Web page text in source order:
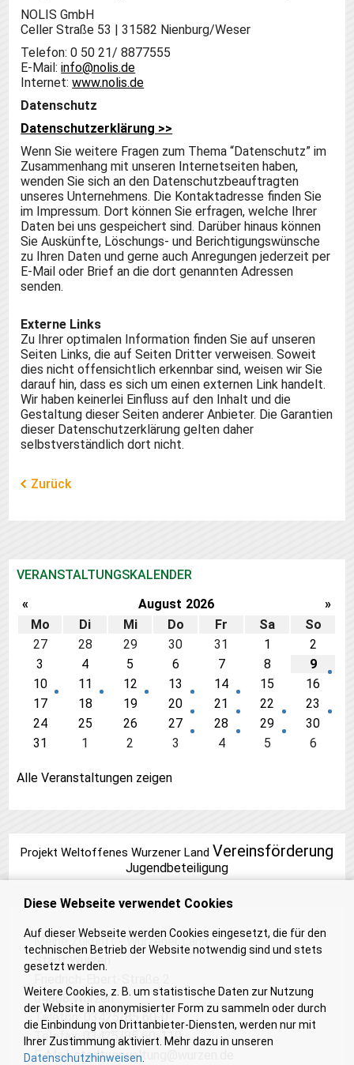
NOLIS GmbH
Celler Straße 53 | 31582 Nienburg/Weser
Telefon: 0 50 21/ 8877555
E-Mail:info@nolis.de
Internet:www.nolis.de
Datenschutz
Datenschutzerklärung >>
Wenn Sie weitere Fragen zum Thema “Datenschutz” im
Zusammenhang mit unseren Internetseiten haben,
wenden Sie sich an den Datenschutzbeauftragten
unseres Unternehmens. Die Kontaktadresse finden Sie
im Impressum. Dort können Sie erfragen, welche Ihrer
Daten bei uns gespeichert sind. Darüber hinaus können
Sie Auskünfte, Löschungs- und Berichtigungswünsche
zu Ihren Daten und gerne auch Anregungen jederzeit per
E-Mail oder Brief an die dort genannten Adressen
senden.
Externe Links
Zu Ihrer optimalen Information finden Sie auf unseren
Seiten Links, die auf Seiten Dritter verweisen. Soweit
dies nicht offensichtlich erkennbar sind, weisen wir Sie
darauf hin, dass es sich um einen externen Link handelt.
Wir haben keinerlei Einfluss auf den Inhalt und die
Gestaltung dieser Seiten anderer Anbieter. Die Garantien
dieser Datenschutzerklärung gelten daher
selbstverständlich dort nicht.
Zurück
VERANSTALTUNGSKALENDER
«
August 2026
»
Mo
Di Mi Do Fr Sa
So
27
28 29 30 31 1
2
3
4 5 6 7 8
9
10
11 12 13 14 15
16
17
18 19 20 21 22
23
24
25 26 27 28 29
30
31
1 2 3 4 5 6
Alle Veranstaltungen zeigen
Projekt Weltoffenes Wurzener Land Vereinsförderung
Jugendbeteiligung
Meine Zukunft - Wurzener Land
Stadt Wurzen
04808 Wurzen
Telefon: 03425/85 60-0
Telefax: 03425/85 60-119
E-Mail:stadtverwaltung@wurzen.de
Diese Webseite verwendet Cookies
Auf dieser Webseite werden Cookies eingesetzt, die für den
technischen Betrieb der Website notwendig sind und stets
gesetzt werden.
Weitere Cookies, z. B. um statistische Daten zur Nutzung
der Website in anonymisierter Form zu sammeln oder durch
die Einbindung von Drittanbieter-Diensten, werden nur mit
Ihrer Zustimmung aktiviert. Mehr dazu in unseren
Datenschutzhinweisen.